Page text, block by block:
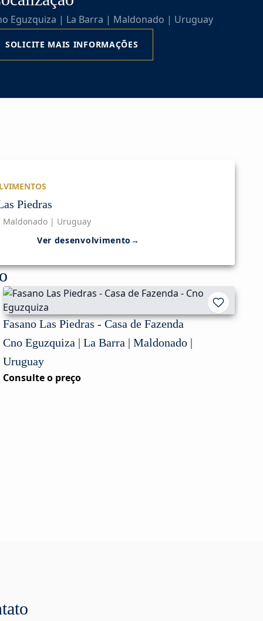
Eguzquiza | La Barra | Maldonado | Uruguay
SOLICITE MAIS INFORMAÇÕES
Piedras
Maldonado | Uruguay
Ver desenvolvimento →
Fasano Las Piedras - Casa de Fazenda
Cno Eguzquiza | La Barra | Maldonado |
Uruguay
Consulte o preço